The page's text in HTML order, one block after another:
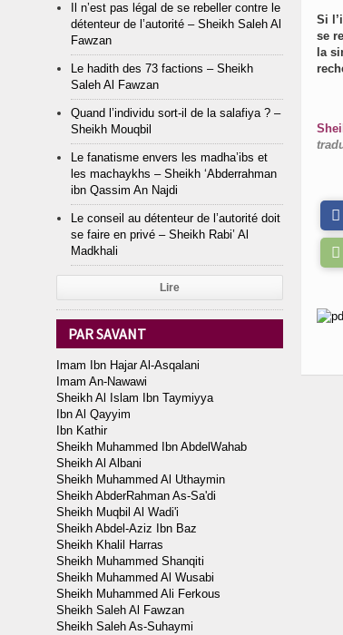
Si
se
la
Il n’est pas légal de se rebeller contre le
détenteur de l’autorité – Sheikh Saleh Al
Fawzan
Le hadith des 73 factions – Sheikh
Saleh Al Fawzan
Quand l’individu sort-il de la salafiya ? –
Sheikh Mouqbil
Le fanatisme envers les madha’ibs et
les machaykhs – Sheikh ‘Abderrahman
ibn Qassim An Najdi
Le conseil au détenteur de l’autorité doit
se faire en privé – Sheikh Rabi’ Al
Madkhali
Lire
PAR SAVANT
Imam Ibn Hajar Al-Asqalani
Imam An-Nawawi
Sheikh Al Islam Ibn Taymiyya
Ibn Al Qayyim
Ibn Kathir
Sheikh Muhammed Ibn AbdelWahab
Sheikh Al Albani
Sheikh Muhammed Al Uthaymin
Sheikh AbderRahman As-Sa'di
Sheikh Muqbil Al Wadi'i
Sheikh Abdel-Aziz Ibn Baz
Sheikh Khalil Harras
Sheikh Muhammed Shanqiti
Sheikh Muhammed Al Wusabi
Sheikh Muhammed Ali Ferkous
Sheikh Saleh Al Fawzan
Sheikh Saleh As-Suhaymi